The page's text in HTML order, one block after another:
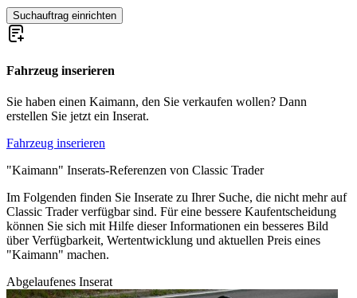
Suchauftrag einrichten
Fahrzeug inserieren
Sie haben einen Kaimann, den Sie verkaufen wollen? Dann
erstellen Sie jetzt ein Inserat.
Fahrzeug inserieren
"Kaimann" Inserats-Referenzen von Classic Trader
Im Folgenden finden Sie Inserate zu Ihrer Suche, die nicht mehr auf
Classic Trader verfügbar sind. Für eine bessere Kaufentscheidung
können Sie sich mit Hilfe dieser Informationen ein besseres Bild
über Verfügbarkeit, Wertentwicklung und aktuellen Preis eines
"Kaimann" machen.
Abgelaufenes Inserat